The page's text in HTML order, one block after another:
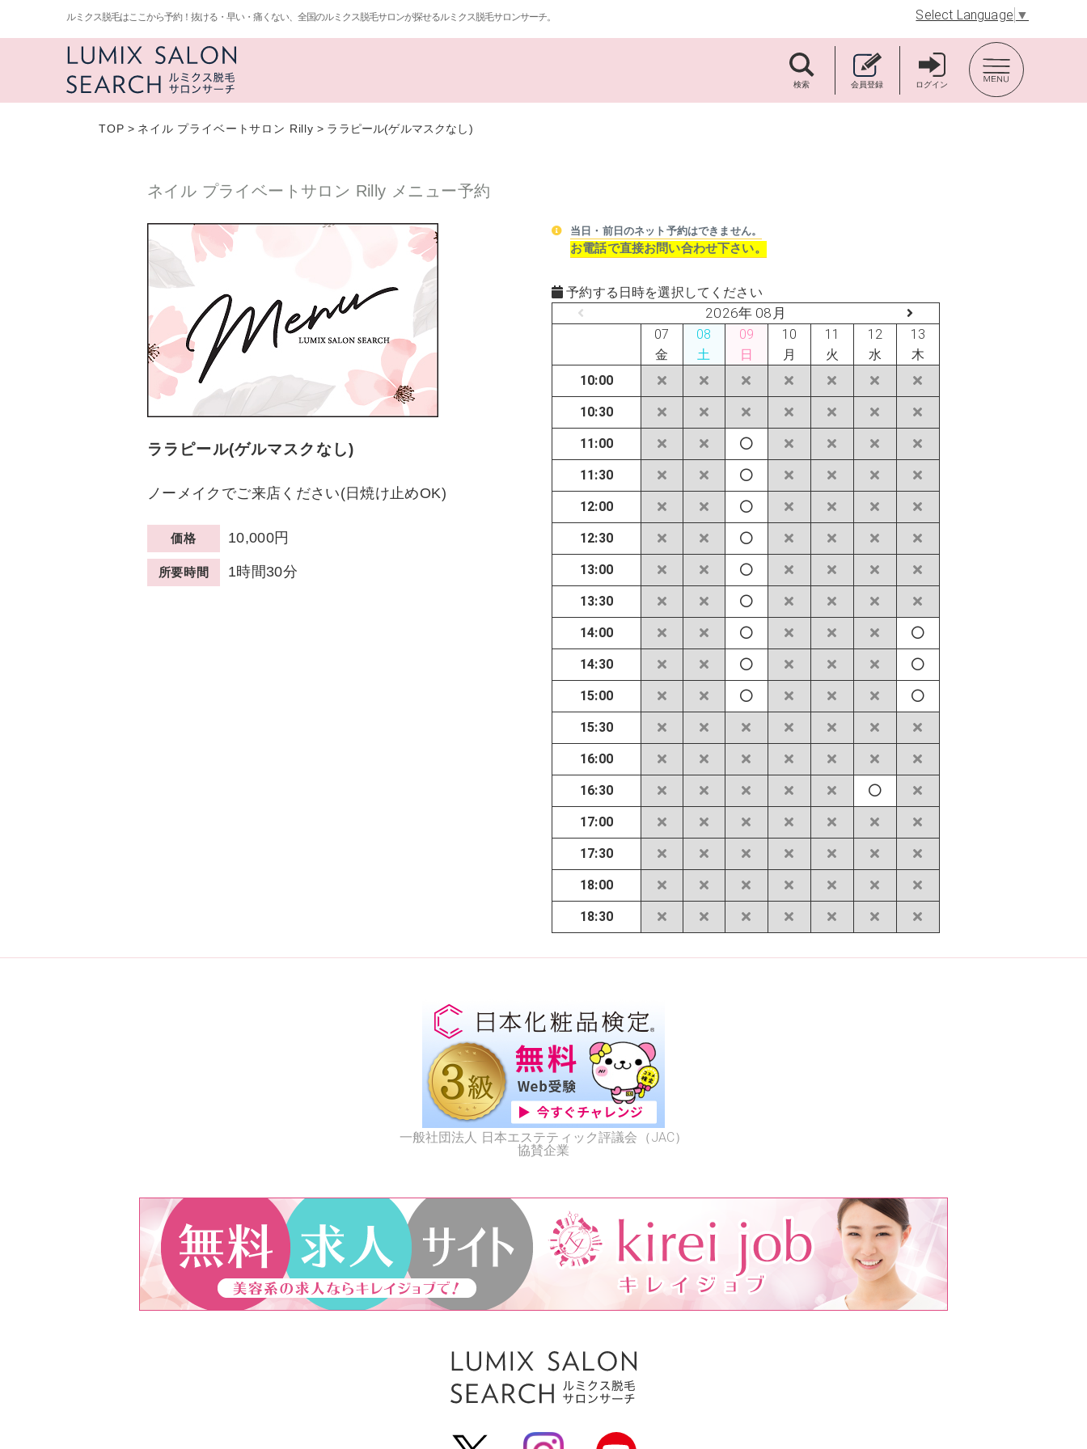
ルミクス脱毛はここから予約！抜ける・早い・痛くない、全国のルミクス脱毛サロンが探せるルミクス脱毛サロンサーチ。 Select Language ▼
検索 会員登録 ログイン
TOP > ネイル プライベートサロン Rilly > ララピール(ゲルマスクなし)
ネイル プライベートサロン Rilly メニュー予約
ララピール(ゲルマスクなし)
ノーメイクでご来店ください(日焼け止めOK)
価格 10,000円
所要時間 1時間30分
当日・前日のネット予約はできません。
お電話で直接お問い合わせ下さい。
予約する日時を選択してください
2026年 08月
07
金
08
土
09
日
10
月
11
火
12
水
13
木
10:00
10:30
11:00
11:30
12:00
12:30
13:00
13:30
14:00
14:30
15:00
15:30
16:00
16:30
17:00
17:30
18:00
18:30
一般社団法人 日本エステティック評議会（JAC）
協賛企業